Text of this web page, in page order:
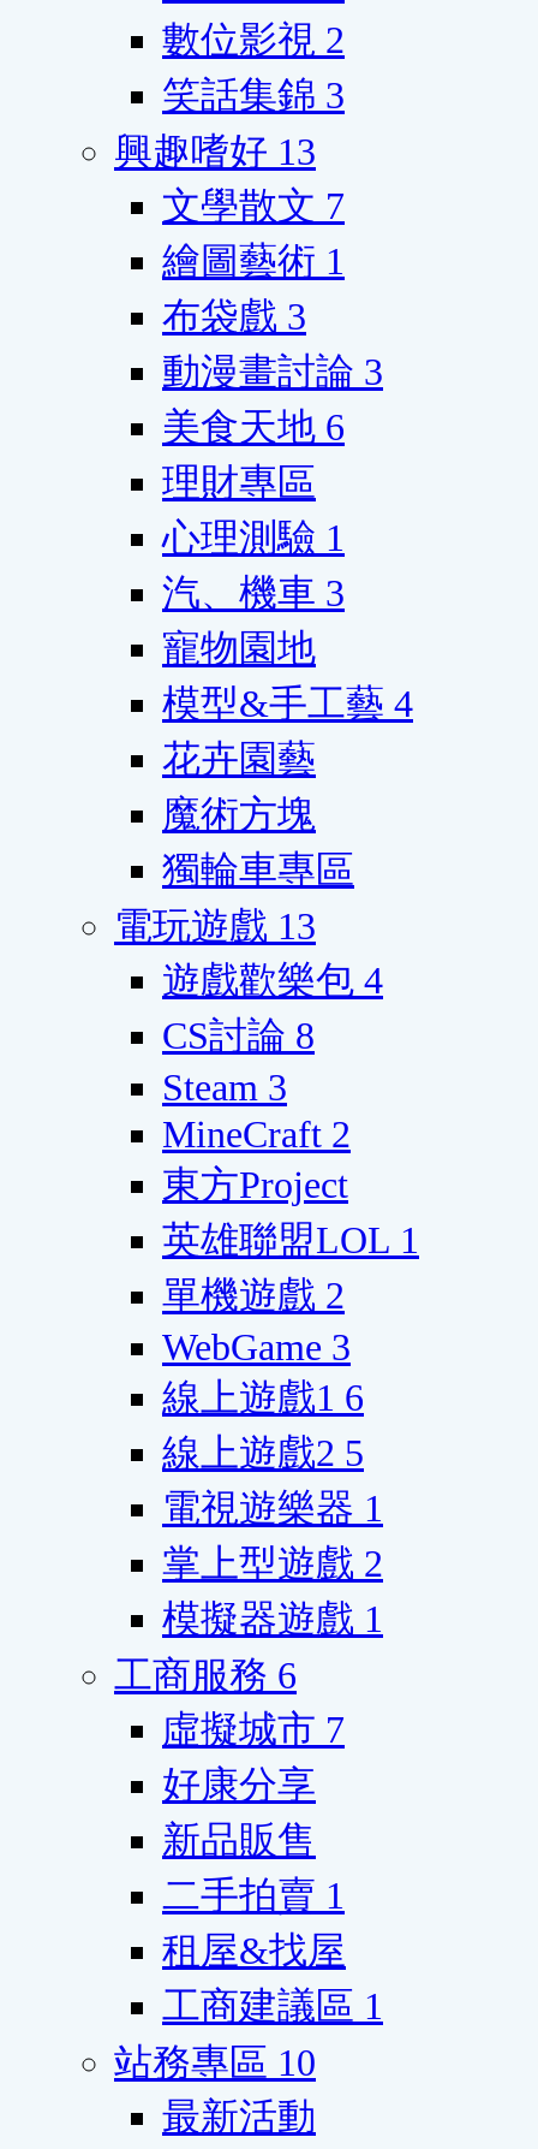
數位影視 2
笑話集錦 3
興趣嗜好 13
文學散文 7
繪圖藝術 1
布袋戲 3
動漫畫討論 3
美食天地 6
理財專區
心理測驗 1
汽、機車 3
寵物園地
模型&手工藝 4
花卉園藝
魔術方塊
獨輪車專區
電玩遊戲 13
遊戲歡樂包 4
CS討論 8
Steam 3
MineCraft 2
東方Project
英雄聯盟LOL 1
單機遊戲 2
WebGame 3
線上遊戲1 6
線上遊戲2 5
電視遊樂器 1
掌上型遊戲 2
模擬器遊戲 1
工商服務 6
虛擬城市 7
好康分享
新品販售
二手拍賣 1
租屋&找屋
工商建議區 1
站務專區 10
最新活動